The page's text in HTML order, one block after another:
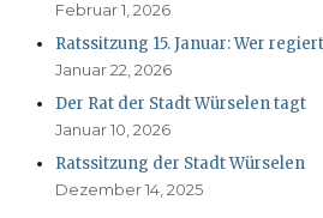
Februar 1, 2026
Ratssitzung 15. Januar: Wer
Januar 22, 2026
Der Rat der Stadt Würselen tagt
Januar 10, 2026
Ratssitzung der Stadt Würselen
Dezember 14, 2025